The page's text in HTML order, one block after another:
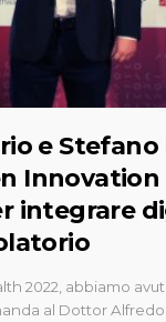
e
integrare
2022, abbiamo
al Dottor Alfredo